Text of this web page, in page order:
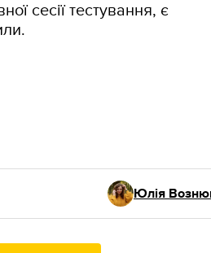
сесії тестування, є
Юлія